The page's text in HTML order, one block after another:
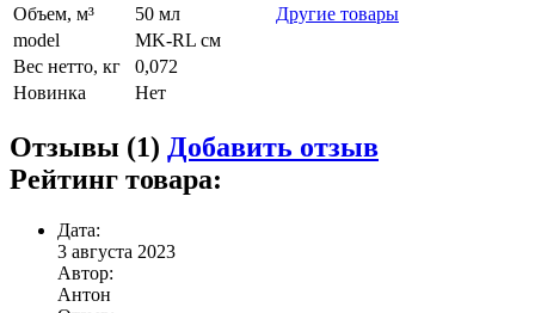
Объем, м³
50 мл
Другие товары
model
MK-RL см
Вес нетто, кг
0,072
Новинка
Нет
Отзывы (1) Добавить отзыв
Рейтинг товара:
Дата:
3 августа 2023
Автор:
Антон